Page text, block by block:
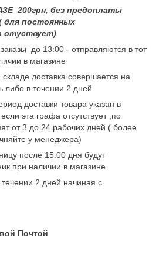
200грн, без предоплаты
для постоянных
отуствует)
до 13:00 - отправляются в тот
в магазине
доставка совершается на
в течении 2 дней
доставки товара указан в
эта графа отсутствует ,по
от 3 до 24 рабочих дней ( более
у менеджера)
после 15:00 дня будут
при наличии в магазине
2 дней начиная с
Почтой